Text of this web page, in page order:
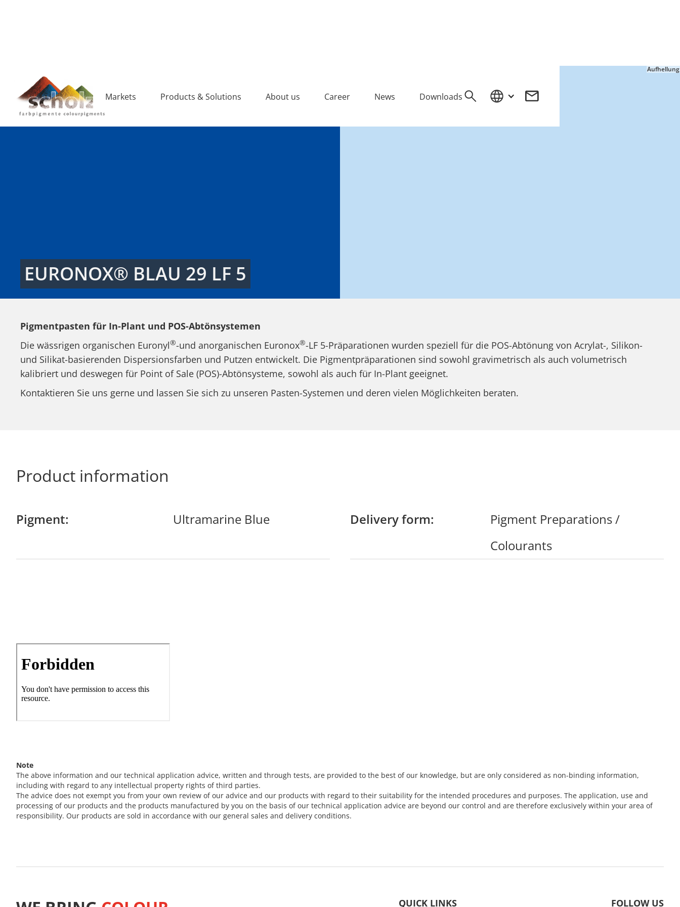
Markets Products & Solutions About us Career News Downloads
Aufhellung
EURONOX® BLAU 29 LF 5
Pigmentpasten für In-Plant und POS-Abtönsystemen
Die wässrigen organischen Euronyl®-und anorganischen Euronox®-LF 5-Präparationen wurden speziell für die POS-Abtönung von Acrylat-, Silikon-
und Silikat-basierenden Dispersionsfarben und Putzen entwickelt. Die Pigmentpräparationen sind sowohl gravimetrisch als auch volumetrisch
kalibriert und deswegen für Point of Sale (POS)-Abtönsysteme, sowohl als auch für In-Plant geeignet.
Kontaktieren Sie uns gerne und lassen Sie sich zu unseren Pasten-Systemen und deren vielen Möglichkeiten beraten.
Product information
Pigment: Ultramarine Blue Delivery form:
Pigment Preparations /
Colourants
Note
The above information and our technical application advice, written and through tests, are provided to the best of our knowledge, but are only considered as non-binding information,
including with regard to any intellectual property rights of third parties.
The advice does not exempt you from your own review of our advice and our products with regard to their suitability for the intended procedures and purposes. The application, use and
processing of our products and the products manufactured by you on the basis of our technical application advice are beyond our control and are therefore exclusively within your area of
responsibility. Our products are sold in accordance with our general sales and delivery conditions.
QUICK LINKS FOLLOW US